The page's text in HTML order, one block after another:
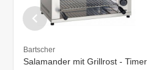
Bartscher
Salamander mit Grillrost - Timer